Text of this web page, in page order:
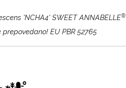
'NCHA4' SWEET ANNABELLE®
prepovedano! EU PBR 52765